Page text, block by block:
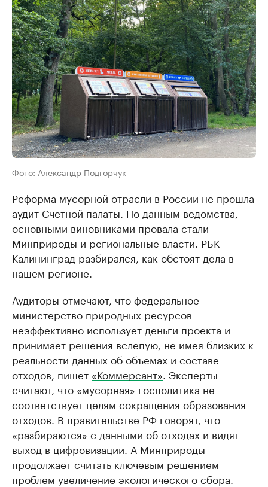
Фото: Александр Подгорчук
Реформа мусорной отрасли в России не прошла
аудит Счетной палаты. По данным ведомства,
основными виновниками провала стали
Минприроды и региональные власти. РБК
Калининград разбирался, как обстоят дела в
нашем регионе.
Аудиторы отмечают, что федеральное
министерство природных ресурсов
неэффективно использует деньги проекта и
принимает решения вслепую, не имея близких к
реальности данных об объемах и составе
отходов, пишет «Коммерсант» . Эксперты
считают, что «мусорная» госполитика не
соответствует целям сокращения образования
отходов. В правительстве РФ говорят, что
«разбираются» с данными об отходах и видят
выход в цифровизации. А Минприроды
продолжает считать ключевым решением
проблем увеличение экологического сбора.